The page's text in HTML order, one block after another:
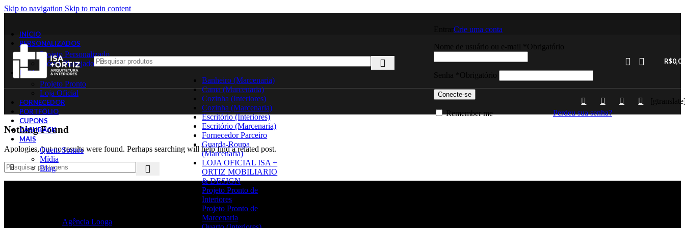
Skip to navigation Skip to main content
Banheiro (Marcenaria)
Cama (Marcenaria)
Cozinha (Interiores)
Cozinha (Marcenaria)
Escritório (Interiores)
Escritório (Marcenaria)
Fornecedor Parceiro
Guarda-Roupa
(Marcenaria)
LOJA OFICIAL ISA +
ORTIZ MOBILIARIO
& DESIGN
Projeto Pronto de
Interiores
Projeto Pronto de
Marcenaria
Crie uma conta
Nome de usuário ou e-mail
Obrigatório
Senha Obrigatório
Conecte-se
Perdeu sua senha?
Remember me
R$
INÍCIO
PERSONALIZADOS
Projeto Personalizado
Móvel Planejado
LOJA
Projeto Pronto
Loja Oficial
FORNECEDOR
PORTFÓLIO
CUPONS
CASHBACK
MAIS
Quem Somos
Mídia
Blog
Nothing Found
Apologies, but no results were found. Perhaps searching will help find a related post.
Isa + Ortiz Arquitetura, Interiores, Mobiliário, Design & Comercial Ltda
Agência Looga